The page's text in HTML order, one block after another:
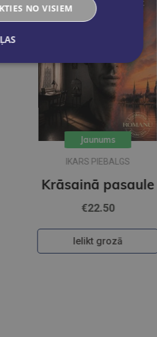
Jaunums
pasaule
NO VISIEM